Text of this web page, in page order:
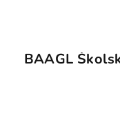
BAAGL